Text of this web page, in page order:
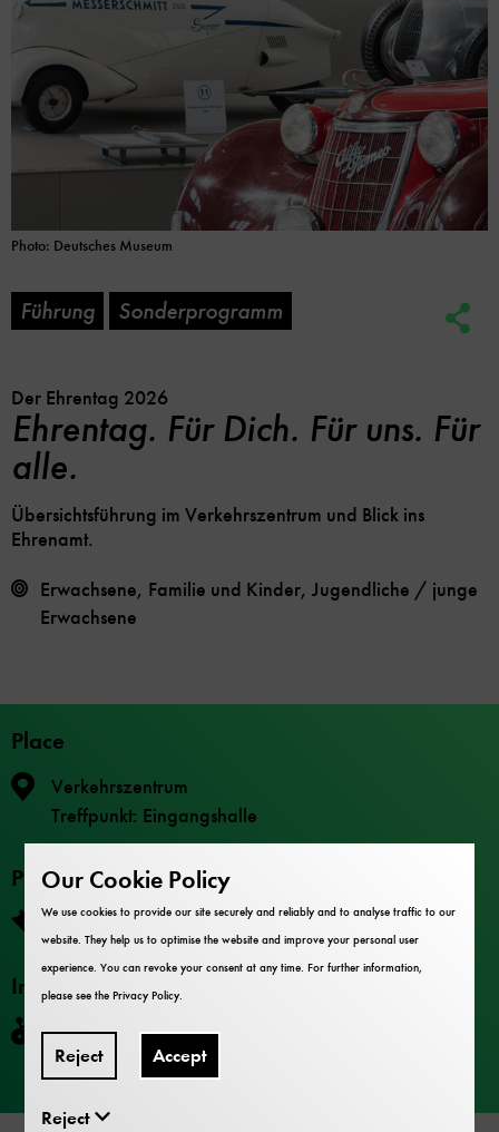
Photo: Deutsches Museum
Führung Sonderprogramm
Der Ehrentag 2026
Ehrentag. Für Dich. Für uns. Für
alle.
Übersichtsführung im Verkehrszentrum und Blick ins
Ehrenamt.
Erwachsene, Familie und Kinder, Jugendliche / junge
Erwachsene
Place
Verkehrszentrum
Treffpunkt: Eingangshalle
Price
Die Teilnahme ist im Museumseintritt enthalten.
Information
Barrier-free
Our Cookie Policy
We use cookies to provide our site securely and reliably and to analyse traffic to our
website. They help us to optimise the website and improve your personal user
experience. You can revoke your consent at any time. For further information,
please see thePrivacy Policy
Reject Accept
Reject